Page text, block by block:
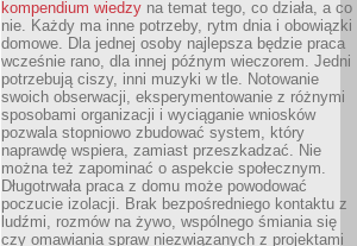
kompendium wiedzy na temat tego, co działa, a co
nie. Każdy ma inne potrzeby, rytm dnia i obowiązki
domowe. Dla jednej osoby najlepsza będzie praca
wcześnie rano, dla innej późnym wieczorem. Jedni
potrzebują ciszy, inni muzyki w tle. Notowanie
swoich obserwacji, eksperymentowanie z różnymi
sposobami organizacji i wyciąganie wniosków
pozwala stopniowo zbudować system, który
naprawdę wspiera, zamiast przeszkadzać. Nie
można też zapominać o aspekcie społecznym.
Długotrwała praca z domu może powodować
poczucie izolacji. Brak bezpośredniego kontaktu z
ludźmi, rozmów na żywo, wspólnego śmiania się
czy omawiania spraw niezwiązanych z projektami